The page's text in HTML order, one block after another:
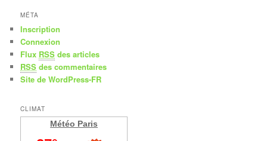
MÉTA
Inscription
Connexion
Flux RSS des articles
RSS des commentaires
Site de WordPress-FR
CLIMAT
Météo Paris